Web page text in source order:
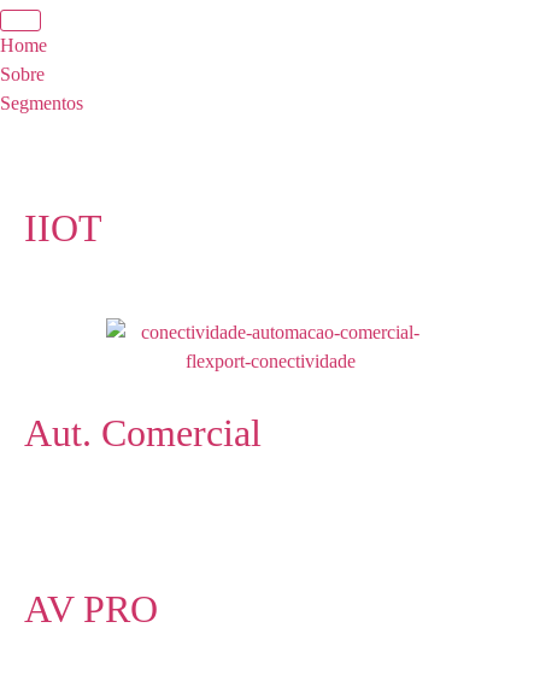
Home
Sobre
Segmentos
IIOT
Aut. Comercial
AV PRO